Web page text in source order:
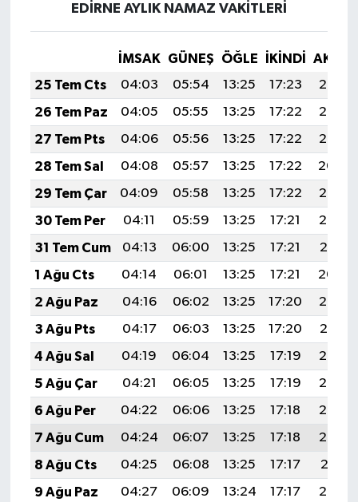
EDİRNE AYLIK NAMAZ VAKITLERI
İMSAK GÜNEŞ ÖĞLE İKINDI
25 Tem Cts
04:03 05:54 13:25 17:23
20:47
26 Tem Paz
04:05 05:55 13:25 17:22
20:46
27 Tem Pts
04:06 05:56 13:25 17:22
20:45
28 Tem Sal
04:08 05:57 13:25 17:22
20:44
29 Tem Çar
04:09 05:58 13:25 17:22
20:43
30 Tem Per
04:11 05:59 13:25 17:21
20:42
31 Tem Cum
04:13 06:00 13:25 17:21
20:41
1 Ağu Cts
04:14 06:01 13:25 17:21
20:40
2 Ağu Paz
04:16 06:02 13:25 17:20
20:39
3 Ağu Pts
04:17 06:03 13:25 17:20
20:37
4 Ağu Sal
04:19 06:04 13:25 17:19
20:36
5 Ağu Çar
04:21 06:05 13:25 17:19
20:35
6 Ağu Per
04:22 06:06 13:25 17:18
20:34
7 Ağu Cum
04:24 06:07 13:25 17:18
20:33
8 Ağu Cts
04:25 06:08 13:25 17:17
20:31
9 Ağu Paz
04:27 06:09 13:24 17:17
20:30